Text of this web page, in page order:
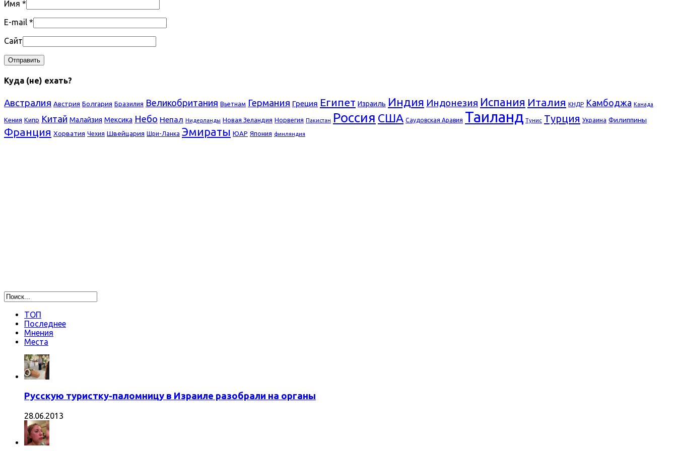
Имя *
E-mail *
Сайт
Куда (не) ехать?
Австралия Австрия Болгария Бразилия Великобритания Вьетнам Германия Греция Египет Израиль Индия Индонезия Испания Италия КНДР Камбоджа Канада
Кения Кипр Китай Малайзия Мексика Небо Непал Нидерланды Новая Зеландия Норвегия Пакистан Россия США Саудовская Аравия Таиланд Тунис Турция Украина Филиппины
Франция Хорватия Чехия Швейцария Шри-Ланка Эмираты ЮАР Япония финляндия
ТОП
Последнее
Мнения
Места
Русскую туристку-паломницу в Израиле разобрали на органы
28.06.2013